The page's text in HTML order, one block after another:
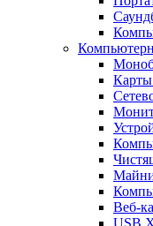
Веб-
USB